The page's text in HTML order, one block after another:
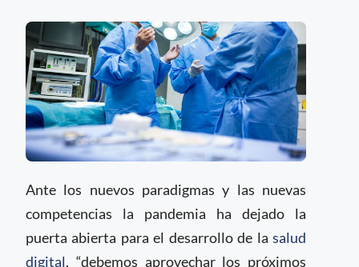
Ante los nuevos paradigmas y las nuevas
competencias la pandemia ha dejado la
puerta abierta para el desarrollo de la salud
digital, “debemos aprovechar los próximos